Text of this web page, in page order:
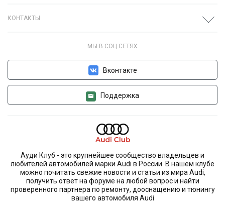
КОНТАКТЫ
МЫ В СОЦ СЕТЯХ
Вконтакте
Поддержка
Ауди Клуб - это крупнейшее сообщество владельцев и
любителей автомобилей марки Audi в России. В нашем клубе
можно почитать свежие новости и статьи из мира Audi,
получить ответ на форуме на любой вопрос и найти
проверенного партнера по ремонту, дооснащению и тюнингу
вашего автомобиля Audi